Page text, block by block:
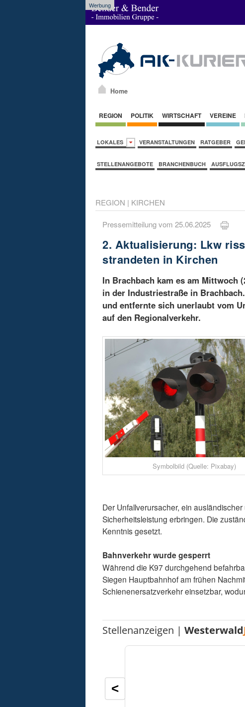
Werbung
Home
REGION POLITIK WIRTSCHAFT VEREINE
LOKALES VERANSTALTUNGEN RATGEBER
STELLENANGEBOTE BRANCHENBUCH
REGION | KIRCHEN
Pressemitteilung vom 25.06.2025
2. Aktualisierung: Lkw
strandeten in Kirchen
In Brachbach kam es am Mittwoch
in der Industriestraße in
und entfernte sich unerlaubt vom
auf den Regionalverkehr.
Symbolbild (Quelle: Pixabay)
Der Unfallverursacher, ein
Sicherheitsleistung erbringen. Die
Kenntnis gesetzt.
Bahnverkehr wurde gesperrt
Während die K97 durchgehend
Siegen Hauptbahnhof am frühen
Schienenersatzverkehr einsetzbar,
Stellenanzeigen |Westerwald
<